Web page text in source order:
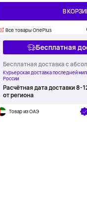
В
Все товары OnePlus
Бесплатная
Бесплатная доставка с
Курьерская доставка последней
России
Расчётная дата доставки 8-
от региона
Товар из ОАЭ